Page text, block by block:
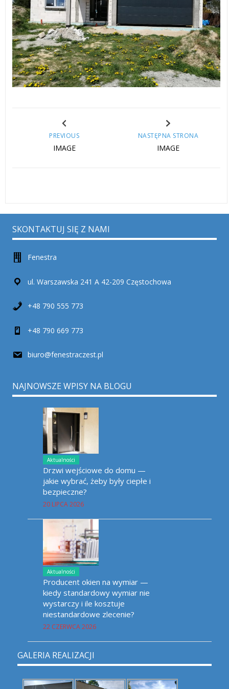
NASTĘPNA STRONA
IMAGE
PREVIOUS
IMAGE
SKONTAKTUJ SIĘ Z NAMI
Fenestra
ul. Warszawska 241 A 42-209 Częstochowa
+48 790 555 773
+48 790 669 773
biuro@fenestraczest.pl
NAJNOWSZE WPISY NA BLOGU
Aktualności
Drzwi wejściowe do domu —
jakie wybrać, żeby były ciepłe i
bezpieczne?
20 LIPCA 2026
Aktualności
Producent okien na wymiar —
kiedy standardowy wymiar nie
wystarczy i ile kosztuje
niestandardowe zlecenie?
22 CZERWCA 2026
GALERIA REALIZACJI